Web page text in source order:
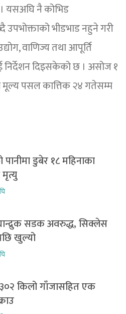
यसअघि नै कोभिड
उपभोक्ताको भीडभाड नहुने गरी
वाणिज्य तथा आपूर्ति
निर्देशन दिइसकेको छ । असोज १
पसल कात्तिक २४ गतेसम्म
पानीमा डुबेर १८ महिनाका
सडक अवरुद्ध, सिक्लेस
खुल्यो
किलो गाँजासहित एक